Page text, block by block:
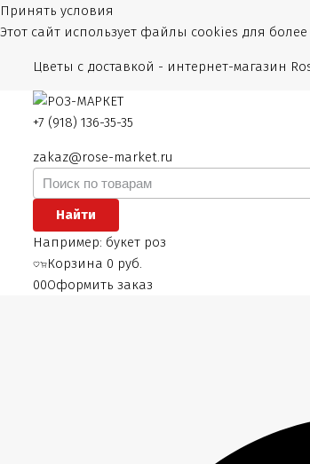
Принять условия
Этот сайт использует файлы cookies для
Цветы с доставкой - интернет-магазин
+7 (918) 136-35-35
zakaz@rose-market.ru
Найти
Например: букет роз
00
Корзина 0 руб.
Оформить заказ